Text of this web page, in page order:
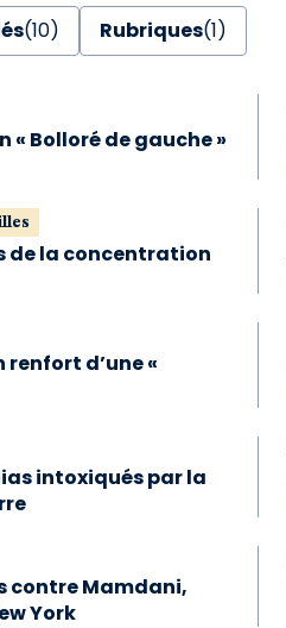
(10) Rubriques(1)
« Bolloré de gauche »
de la concentration
d’une «
intoxiqués par la
contre Mamdani,
York